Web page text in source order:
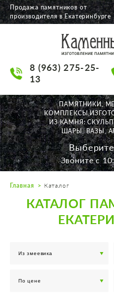
О КОМПАНИИ
НАШИ
АКЦИИ
ДОСТАВКА
КОНТАКТЫ
Пн. — Пт. с
Воскресенье
Продажа памятников от
производителя в Екатеринбурге
8 (963) 275-25-
13
ПАМЯТНИКИ,
ИЗ КАМНЯ:
ШАРЫ, ВАЗЫ,
Звоните с
Главная Каталог
КАТАЛОГ